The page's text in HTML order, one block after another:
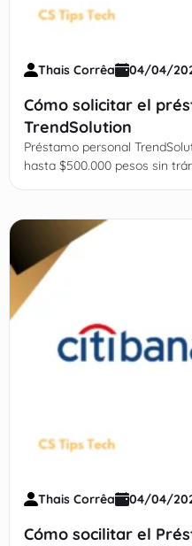
Thais Corrêa 04/04/
Cómo solicitar el
TrendSolution
Préstamo personal
hasta $500.000 pesos sin
Thais Corrêa 04/04/
Cómo socilitar el